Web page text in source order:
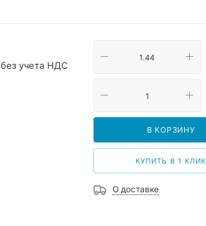
учета НДС
В КОРЗИНУ
КУПИТЬ В 1 КЛИК
О доставке